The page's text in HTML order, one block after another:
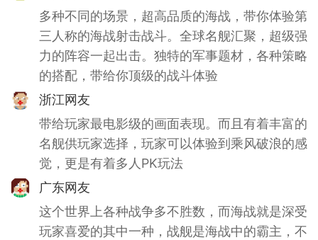
多种不同的场景，超高品质的海战，带你体验第
三人称的海战射击战斗。全球名舰汇聚，超级强
力的阵容一起出击。独特的军事题材，各种策略
的搭配，带给你顶级的战斗体验
浙江网友
带给玩家最电影级的画面表现。而且有着丰富的
名舰供玩家选择，玩家可以体验到乘风破浪的感
觉，更是有着多人PK玩法
广东网友
这个世界上各种战争多不胜数，而海战就是深受
玩家喜爱的其中一种，战舰是海战中的霸主，不